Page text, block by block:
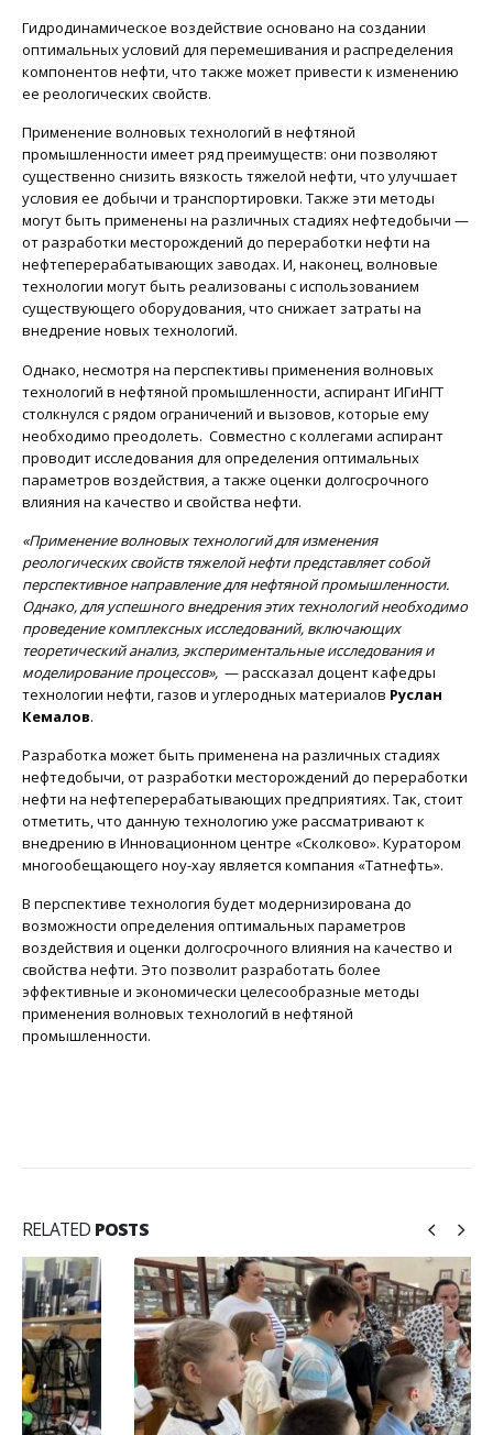
Гидродинамическое воздействие основано на создании
оптимальных условий для перемешивания и распределения
компонентов нефти, что также может привести к изменению
ее реологических свойств.
Применение волновых технологий в нефтяной
промышленности имеет ряд преимуществ: они позволяют
существенно снизить вязкость тяжелой нефти, что улучшает
условия ее добычи и транспортировки. Также эти методы
могут быть применены на различных стадиях нефтедобычи —
от разработки месторождений до переработки нефти на
нефтеперерабатывающих заводах. И, наконец, волновые
технологии могут быть реализованы с использованием
существующего оборудования, что снижает затраты на
внедрение новых технологий.
Однако, несмотря на перспективы применения волновых
технологий в нефтяной промышленности, аспирант ИГиНГТ
столкнулся с рядом ограничений и вызовов, которые ему
необходимо преодолеть. Совместно с коллегами аспирант
проводит исследования для определения оптимальных
параметров воздействия, а также оценки долгосрочного
влияния на качество и свойства нефти.
«Применение волновых технологий для изменения
реологических свойств тяжелой нефти представляет собой
перспективное направление для нефтяной промышленности.
Однако, для успешного внедрения этих технологий необходимо
проведение комплексных исследований, включающих
теоретический анализ, экспериментальные исследования и
моделирование процессов», — рассказал доцент кафедры
технологии нефти, газов и углеродных материалов Руслан
Кемалов.
Разработка может быть применена на различных стадиях
нефтедобычи, от разработки месторождений до переработки
нефти на нефтеперерабатывающих предприятиях. Так, стоит
отметить, что данную технологию уже рассматривают к
внедрению в Инновационном центре «Сколково». Куратором
многообещающего ноу-хау является компания «Татнефть».
В перспективе технология будет модернизирована до
возможности определения оптимальных параметров
воздействия и оценки долгосрочного влияния на качество и
свойства нефти. Это позволит разработать более
эффективные и экономически целесообразные методы
применения волновых технологий в нефтяной
промышленности.
RELATED POSTS